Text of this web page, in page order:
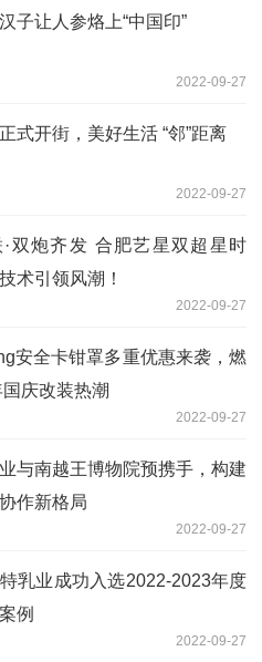
子让人参烙上“中国印”
2022-09-27
式开街，美好生活 “邻”距离
2022-09-27
双炮齐发 合肥艺星双超星时
术引领风潮！
2022-09-27
安全卡钳罩多重优惠来袭，燃
庆改装热潮
2022-09-27
与南越王博物院预携手，构建
作新格局
2022-09-27
乳业成功入选2022-2023年度
例
2022-09-27